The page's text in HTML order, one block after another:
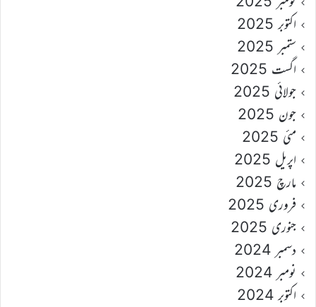
اکتوبر 2025
ستمبر 2025
اگست 2025
جولائی 2025
جون 2025
مئی 2025
اپریل 2025
مارچ 2025
فروری 2025
جنوری 2025
دسمبر 2024
نومبر 2024
اکتوبر 2024